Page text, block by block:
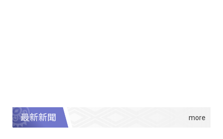
最新新聞